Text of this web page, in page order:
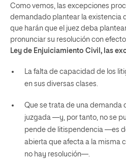
Como vemos, las excepciones
demandado plantear la existencia
que harán que el juez deba
pronunciar su resolución con
Ley de Enjuiciamiento Civil, las
La falta de capacidad de los
en sus diversas clases.
Que se trata de una demanda
juzgada —y, por tanto, no se
pende de litispendencia —es
abierta que afecta a la misma
no hay resolución—.